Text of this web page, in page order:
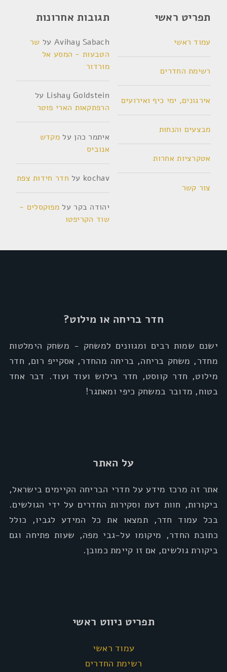
תפריט ראשי
עמוד ראשי
רשימת החדרים
אירגונים, ימי כיף ואירועים
מבצעים והנחות
אטקרציות אחרות
צור קשר
תגובות אחרונות
Avihay Sabach על שר
הטבעות - המסע אל
מורדור
Lishay Goldstein על
הרפתקאות הארי פוטר
איתמר כהן על מקדש
אנוביס
kochav על חדר חידות צפת
יהודה בקר על מפוקסלים -
שוד הקריפטו
חדר בריחה או מילוט?
ישנם שמות רבים ומגוונים למשחק - משחק הימלטות
מחדר, משחק בריחה, בריחה מהחדר, אסקייפ רום, חדר
מילוט, חדר קווסט, חדר בילוש ועוד ועוד. דבר אחד
בטוח, מדובר במשחק כיפי ומאתגר!
על האתר
אתר זה מרכז מידע על חדרי הבריחה הקיימים בישראל,
ביקורות, חוות דעת וסקירות החדרים על ידי הגולשים.
בכל עמוד חדר, תמצאו את כל המידע לגביו, כולל
כתובת החדר, מיקומו על-גבי מפה, שעות פתיחה וגם
ביקורת גולשים, אם זו קיימת כמובן.
תפריט ניווט ראשי
עמוד ראשי
רשימת החדרים